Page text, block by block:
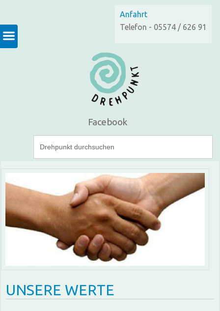
Anfahrt
Telefon - 05574 / 626 91
Facebook
UNSERE WERTE